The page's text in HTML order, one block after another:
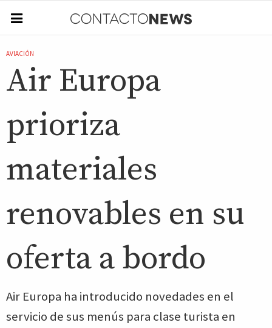
AVIACIÓN
Air Europa
prioriza
materiales
renovables en su
oferta a bordo
Air Europa ha introducido novedades en el
servicio de sus menús para clase turista en